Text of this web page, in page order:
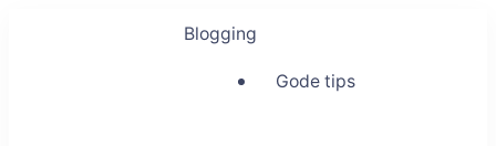
Blogging
Gode tips